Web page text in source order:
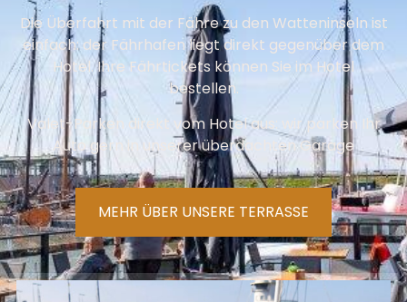
Die Überfahrt mit der Fähre zu den Watteninseln ist
einfach: der Fährhafen liegt direkt gegenüber dem
Hotel. Ihre Fährtickets können Sie im Hotel
bestellen.
Valet-Parken direkt vom Hotel aus: wir parken Ihr
Auto gern in unserer überdachten Garage
MEHR ÜBER UNSERE TERRASSE